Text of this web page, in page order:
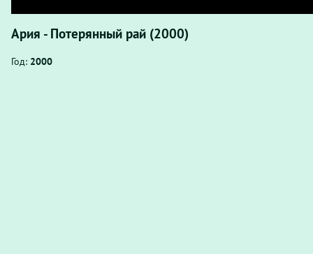
Ария - Потерянный рай (2000)
Год: 2000